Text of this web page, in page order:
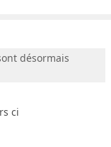
désormais
ci